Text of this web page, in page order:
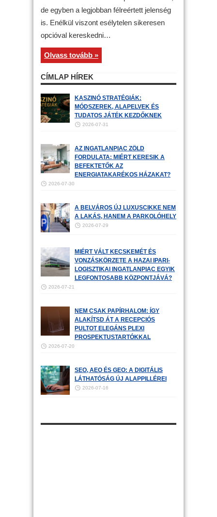
de egyben a legjobban félreértett jelenség
is. Enélkül viszont esélytelen sikeresen
opcióval kereskedni…
Olvass tovább »
CÍMLAP HÍREK
KASZINÓ STRATÉGIÁK:
MÓDSZEREK, ALAPELVEK ÉS
TUDATOS JÁTÉK KEZDŐKNEK
2026-07-31
AZ INGATLANPIAC ZÖLD
FORDULATA: MIÉRT KERESIK A
BEFEKTETŐK AZ
ENERGIATAKARÉKOS HÁZAKAT?
2026-07-30
A BELVÁROS ÚJ LUXUSCIKKE NEM
A LAKÁS, HANEM A PARKOLÓHELY
2026-07-29
MIÉRT VÁLT KECSKEMÉT ÉS
VONZÁSKÖRZETE A HAZAI IPARI-
LOGISZTIKAI INGATLANPIAC EGYIK
LEGFONTOSABB KÖZPONTJÁVÁ?
2026-07-21
NEM CSAK PAPÍRHALOM: ÍGY
ALAKÍTSD ÁT A RECEPCIÓS
PULTOT ELEGÁNS PLEXI
PROSPEKTUSTARTÓKKAL
2026-07-20
SEO, AEO ÉS GEO: A DIGITÁLIS
LÁTHATÓSÁG ÚJ ALAPPILLÉREI
2026-07-16